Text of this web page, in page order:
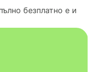
безплатно е и